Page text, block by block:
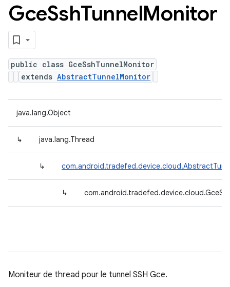
GceSshTunnelMonitor
public class GceSshTunnelMonitor
extends AbstractTunnelMonitor
java.lang.Object
↳ java.lang.Thread
↳
↳
Moniteur de thread pour le tunnel SSH Gce.